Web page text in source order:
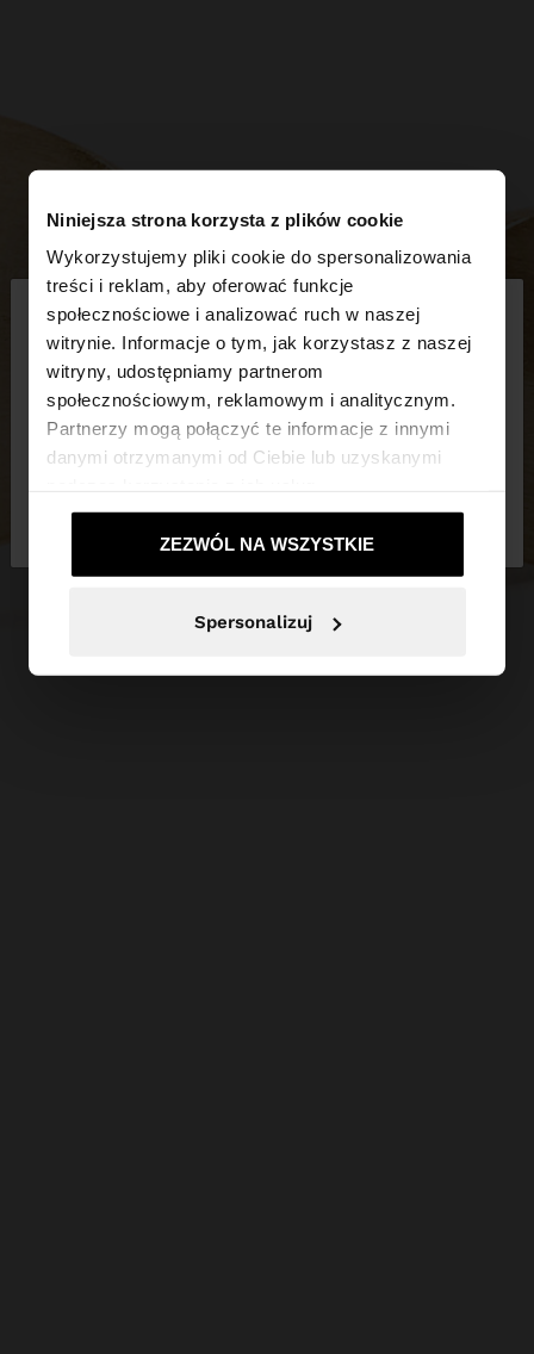
Niniejsza strona korzysta z plików cookie
Wykorzystujemy pliki cookie do spersonalizowania
treści i reklam, aby oferować funkcje
społecznościowe i analizować ruch w naszej
witrynie. Informacje o tym, jak korzystasz z naszej
witryny, udostępniamy partnerom
społecznościowym, reklamowym i analitycznym.
Partnerzy mogą połączyć te informacje z innymi
danymi otrzymanymi od Ciebie lub uzyskanymi
ZEZWÓL NA WSZYSTKIE
Spersonalizuj
witaj
Odwiedzasz stronę z Polska. Czy chcesz
przeglądać naszą stronę United States?